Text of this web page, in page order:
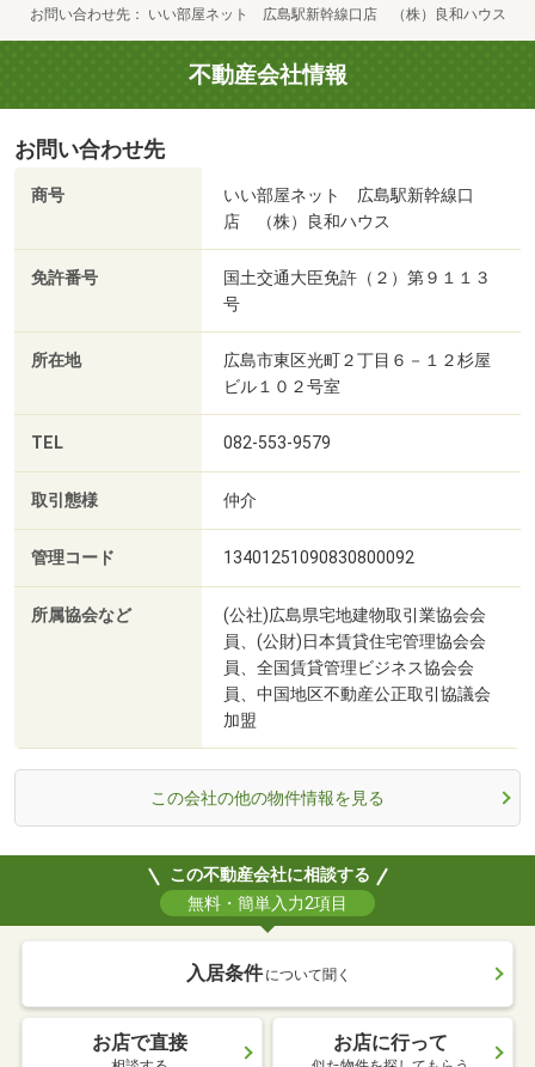
お問い合わせ先 いい部屋ネット 広島駅新幹線口店 （株）良和ハウス
不動産会社情報
お問い合わせ先
商号
いい部屋ネット 広島駅新幹線口
店 （株）良和ハウス
免許番号
国土交通大臣免許（２）第９１１３
号
所在地
広島市東区光町２丁目６－１２杉屋
ビル１０２号室
TEL 082-553-9579
取引態様 仲介
管理コード 13401251090830800092
所属協会など
(公社)広島県宅地建物取引業協会会
員、(公財)日本賃貸住宅管理協会会
員、全国賃貸管理ビジネス協会会
員、中国地区不動産公正取引協議会
加盟
この会社の他の物件情報を見る
この不動産会社に相談する
無料・簡単入力2項目
入居条件 について聞く
お店で直接 お店に行って